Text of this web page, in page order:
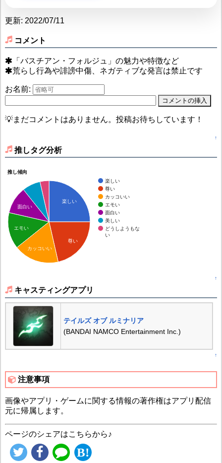
更新: 2022/07/11
コメント
「バスチアン・フォルジュ」の魅力や特徴など
荒らし行為や誹謗中傷、ネガティブな発言は禁止です
お名前:
💡まだコメントはありません。投稿お待ちしています！
↑
推しタグ分析
推し傾向
楽しい
尊い
カッコいい
エモい
面白い
美しい
どうしようもな
い
楽しい
尊い
面白い
エモい
カッコいい
↑
キャスティングアプリ
テイルズ オブ ルミナリア
(BANDAI NAMCO Entertainment Inc.)
↑
注意事項
画像やアプリ・ゲームに関する情報の著作権はアプリ配信
元に帰属します。
ページのシェアはこちらから♪